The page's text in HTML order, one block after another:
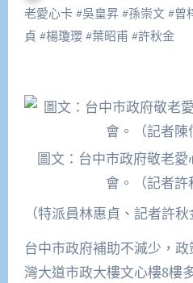
老愛心卡#吳皇昇#孫崇文#曾
貞 #楊瓊瓔#葉昭甫 #許秋金
圖文：台中市政府敬老
會。（記者許
（特派員林惠貞、記者許
台中市政府補助不減少，
灣大道市政大樓文心樓8樓